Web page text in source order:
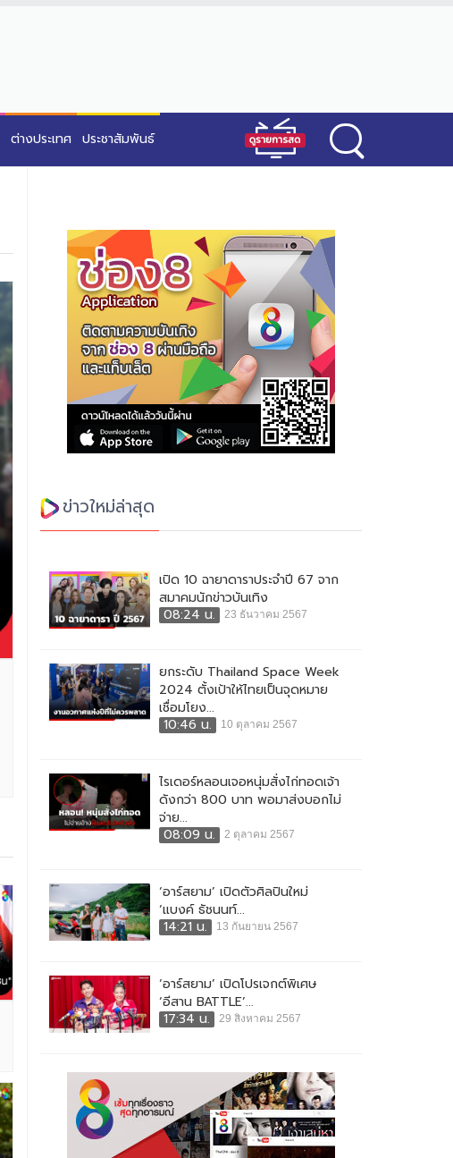
ต่างประเทศ ประชาสัมพันธ์
ข่าวใหม่ล่าสุด
เปิด 10 ฉายาดาราประจำปี 67 จาก
สมาคมนักข่าวบันเทิง
08:24 น.
23 ธันวาคม 2567
ยกระดับ Thailand Space Week
2024 ตั้งเป้าให้ไทยเป็นจุดหมาย
เชื่อมโยง...
10:46 น.
10 ตุลาคม 2567
ไรเดอร์หลอนเจอหนุ่มสั่งไก่ทอดเจ้า
ดังกว่า 800 บาท พอมาส่งบอกไม่
จ่าย...
08:09 น.
2 ตุลาคม 2567
‘อาร์สยาม’ เปิดตัวศิลปินใหม่
‘แบงค์ ธัชนนท์...
14:21 น.
13 กันยายน 2567
‘อาร์สยาม’ เปิดโปรเจกต์พิเศษ
‘อีสาน BATTLE’...
17:34 น.
29 สิงหาคม 2567